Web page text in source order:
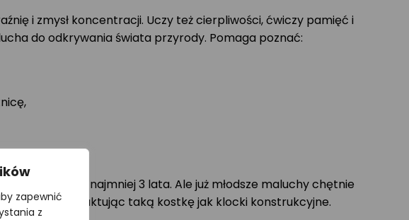
zapewnić
z
i zmysł koncentracji. Uczy też cierpliwości, ćwiczy pamięć i
do odkrywania świata przyrody. Pomaga poznać:
które ma co najmniej 3 lata. Ale już młodsze maluchy chętnie
traktując taką kostkę jak klocki konstrukcyjne.